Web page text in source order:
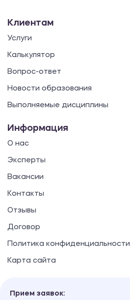
Клиентам
Услуги
Калькулятор
Вопрос-ответ
Новости образования
Выполняемые дисциплины
Информация
О нас
Эксперты
Вакансии
Контакты
Отзывы
Договор
Политика конфиденциальности
Карта сайта
Прием заявок: